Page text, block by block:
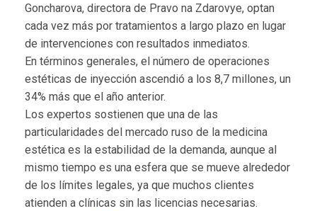
Goncharova, directora de Pravo na Zdarovye, optan
cada vez más por tratamientos a largo plazo en lugar
de intervenciones con resultados inmediatos.
En términos generales, el número de operaciones
estéticas de inyección ascendió a los 8,7 millones, un
34% más que el año anterior.
Los expertos sostienen que una de las
particularidades del mercado ruso de la medicina
estética es la estabilidad de la demanda, aunque al
mismo tiempo es una esfera que se mueve alrededor
de los límites legales, ya que muchos clientes
atienden a clínicas sin las licencias necesarias.